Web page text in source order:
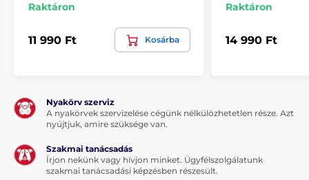
Raktáron
11 990 Ft Kosárba
Raktáron
14 990 Ft
Nyakörv szerviz
A nyakörvek szervizelése cégünk nélkülözhetetlen része. Azt
nyújtjuk, amire szüksége van.
Szakmai tanácsadás
Írjon nekünk vagy hívjon minket. Ügyfélszolgálatunk
szakmai tanácsadási képzésben részesült.